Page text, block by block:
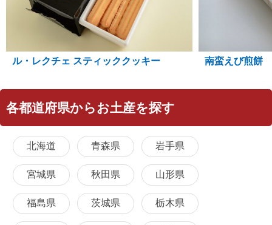
ル・レクチェ スティッククッキー 南蛮えび煎餅
各都道府県からお土産を探す
北海道 青森県 岩手県
宮城県 秋田県 山形県
福島県 茨城県 栃木県